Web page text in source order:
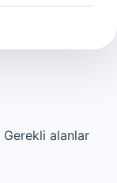
Gerekli alanlar